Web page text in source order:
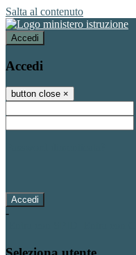
Salta al contenuto
Accedi
Accedi
button close ×
-